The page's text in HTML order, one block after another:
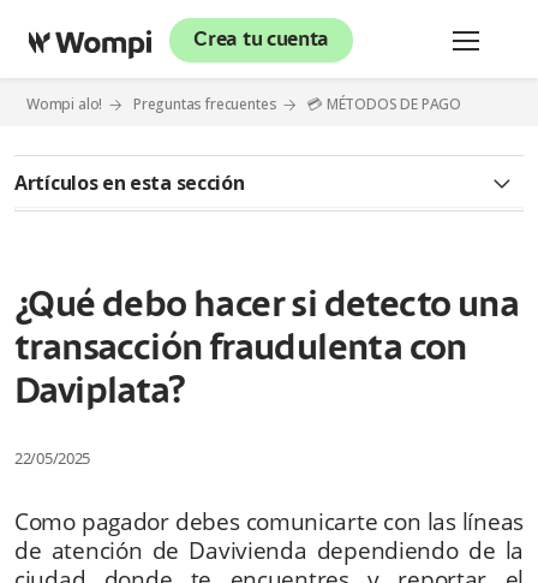
Crea tu cuenta
Wompi alo! Preguntas frecuentes 💳 MÉTODOS DE PAGO
Artículos en esta sección
¿Qué es Click to Pay?
¿Es seguro usar Click to Pay?
¿Cómo puedo activar Click to Pay?
¿Quiénes pueden usar Click to Pay?
¿Click to Pay guarda mis datos bancarios?
¿Qué debo hacer si detecto una
transacción fraudulenta con
Daviplata?
22/05/2025
Como pagador debes comunicarte con las líneas
de atención de Davivienda dependiendo de la